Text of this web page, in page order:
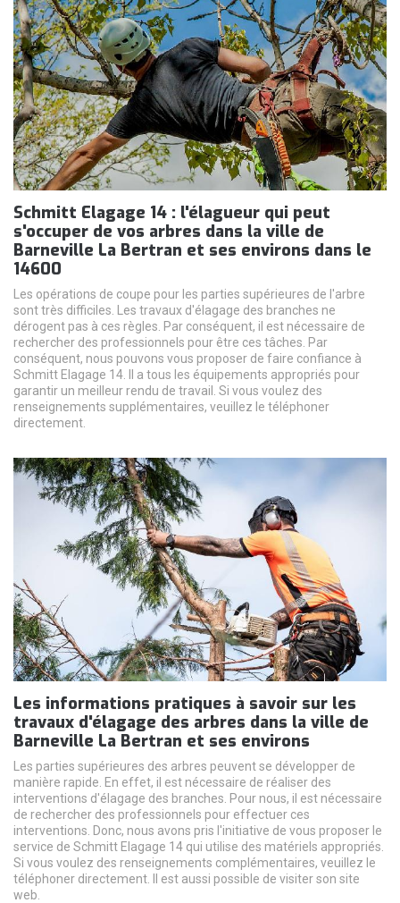
Schmitt Elagage 14 : l'élagueur qui peut
s'occuper de vos arbres dans la ville de
Barneville La Bertran et ses environs dans le
14600
Les opérations de coupe pour les parties supérieures de l'arbre
sont très difficiles. Les travaux d'élagage des branches ne
dérogent pas à ces règles. Par conséquent, il est nécessaire de
rechercher des professionnels pour être ces tâches. Par
conséquent, nous pouvons vous proposer de faire confiance à
Schmitt Elagage 14. Il a tous les équipements appropriés pour
garantir un meilleur rendu de travail. Si vous voulez des
renseignements supplémentaires, veuillez le téléphoner
directement.
Les informations pratiques à savoir sur les
travaux d'élagage des arbres dans la ville de
Barneville La Bertran et ses environs
Les parties supérieures des arbres peuvent se développer de
manière rapide. En effet, il est nécessaire de réaliser des
interventions d'élagage des branches. Pour nous, il est nécessaire
de rechercher des professionnels pour effectuer ces
interventions. Donc, nous avons pris l'initiative de vous proposer le
service de Schmitt Elagage 14 qui utilise des matériels appropriés.
Si vous voulez des renseignements complémentaires, veuillez le
téléphoner directement. Il est aussi possible de visiter son site
web.